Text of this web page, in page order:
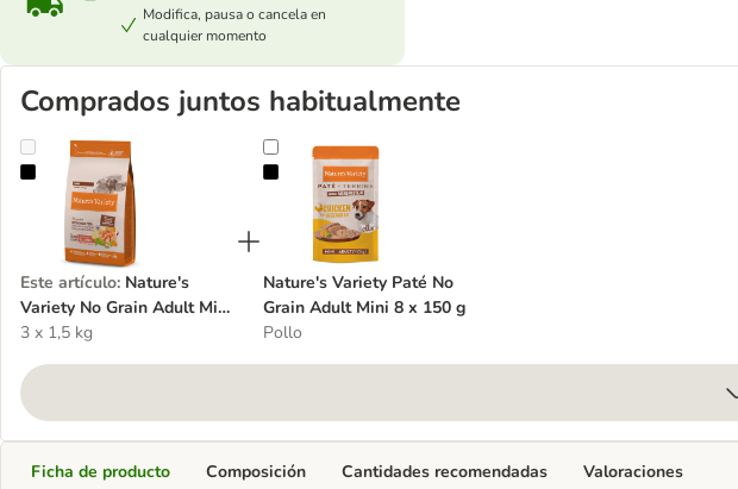
Modifica, pausa o cancela en
cualquier momento
Comprados juntos habitualmente
Nature's Variety No Grain Adult Mini salmón
Este artículo: Nature's
Variety No Grain Adult Mini
salmón
3 x 1,5 kg
Nature's Variety Paté No Grain Adult Mini 8 x 150 g
Nature's Variety Paté No
Grain Adult Mini 8 x 150 g
Pollo
Ficha de producto Composición Cantidades recomendadas Valoraciones